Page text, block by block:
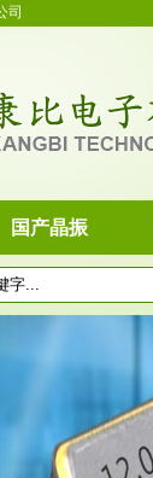
司
国产晶振